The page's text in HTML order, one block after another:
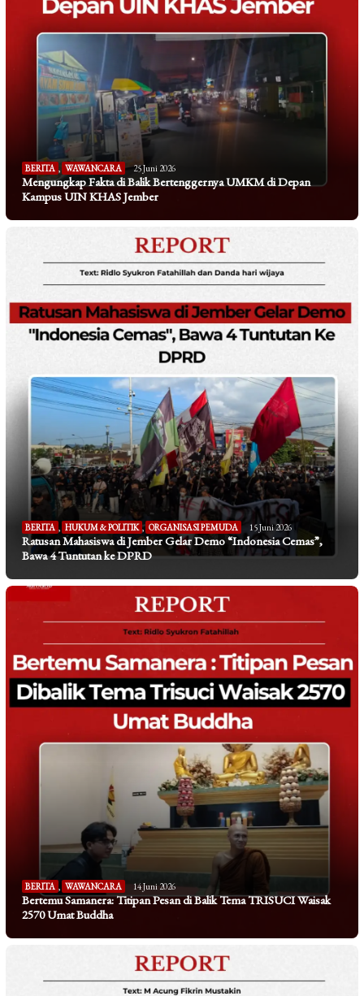
BERITA , WAWANCARA 25 Juni 2026
Mengungkap Fakta di Balik Bertenggernya UMKM di Depan
Kampus UIN KHAS Jember
BERITA , HUKUM & POLITIK , ORGANISASI PEMUDA 15 Juni 2026
Ratusan Mahasiswa di Jember Gelar Demo “Indonesia Cemas”,
Bawa 4 Tuntutan ke DPRD
BERITA , WAWANCARA 14 Juni 2026
Bertemu Samanera: Titipan Pesan di Balik Tema TRISUCI Waisak
2570 Umat Buddha